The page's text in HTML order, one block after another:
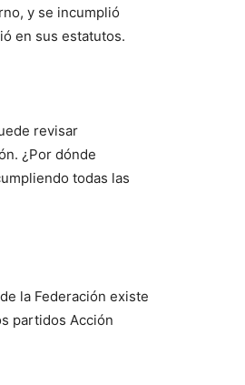
y se incumplió
en sus estatutos.
revisar
¿Por dónde
todas las
la Federación existe
partidos Acción